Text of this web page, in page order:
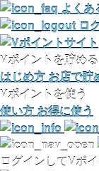
よくあ
ロ
Vポイントを貯める
はじめ方 お店で貯
Vポイントを使う
使い方 お得に使う
ログインしてVポ